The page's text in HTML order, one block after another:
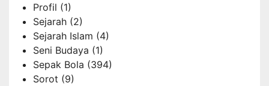
Profil (1)
Sejarah (2)
Sejarah Islam (4)
Seni Budaya (1)
Sepak Bola (394)
Sorot (9)